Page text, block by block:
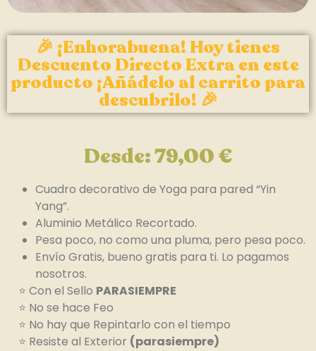
🎉 ¡Enhorabuena! Hoy tienes
Descuento Directo Extra en este
producto ¡Añádelo al carrito para
descubrilo! 🎉
Desde:79,00€
Cuadro decorativo de Yoga para pared “Yin
Yang”.
Aluminio Metálico Recortado.
Pesa poco, no como una pluma, pero pesa poco.
Envío Gratis, bueno gratis para ti. Lo pagamos
nosotros.
⭐ Con el Sello PARASIEMPRE
⭐ No se hace Feo
⭐ No hay que Repintarlo con el tiempo
⭐ Resiste al Exterior (parasiempre)